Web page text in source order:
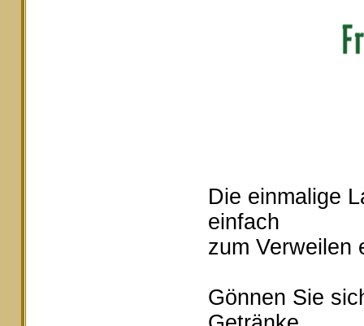
Die einmalige
einfach
zum Verweilen
Gönnen Sie